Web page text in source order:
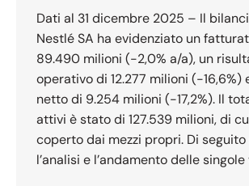
Dati al 31 dicembre 2025 – Il
Nestlé SA ha evidenziato un
89.490 milioni (-2,0% a/a), un
operativo di 12.277 milioni (-16,6%)
netto di 9.254 milioni (-17,2%). Il
attivi è stato di 127.539 milioni, di
coperto dai mezzi propri. Di
l’analisi e l’andamento delle singole